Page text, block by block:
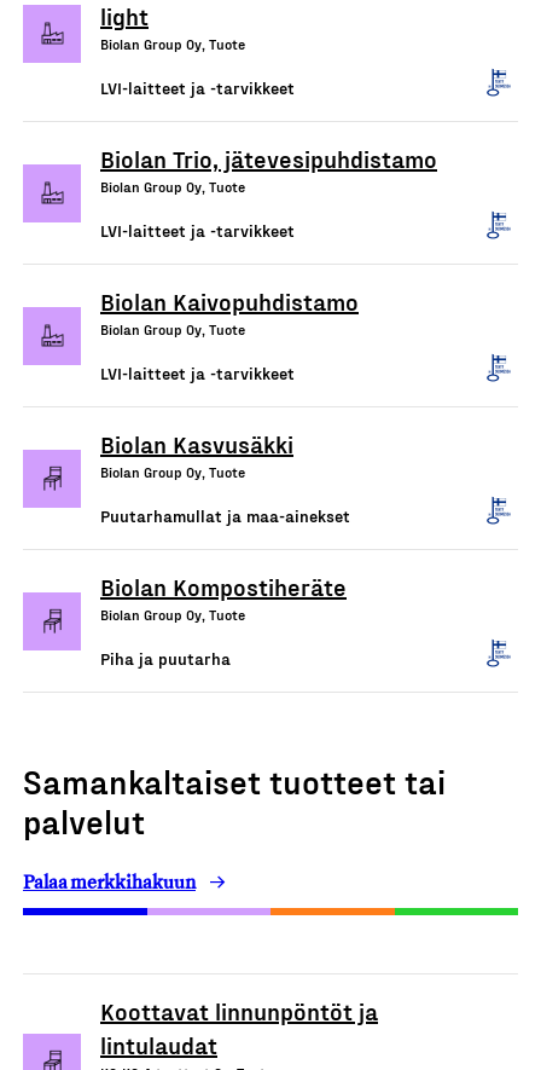
light
Biolan Group Oy, Tuote
LVI-laitteet ja -tarvikkeet
Biolan Trio, jätevesipuhdistamo
Biolan Group Oy, Tuote
LVI-laitteet ja -tarvikkeet
Biolan Kaivopuhdistamo
Biolan Group Oy, Tuote
LVI-laitteet ja -tarvikkeet
Biolan Kasvusäkki
Biolan Group Oy, Tuote
Puutarhamullat ja maa-ainekset
Biolan Kompostiheräte
Biolan Group Oy, Tuote
Piha ja puutarha
Samankaltaiset tuotteet tai
palvelut
Palaa merkkihakuun
Koottavat linnunpöntöt ja
lintulaudat